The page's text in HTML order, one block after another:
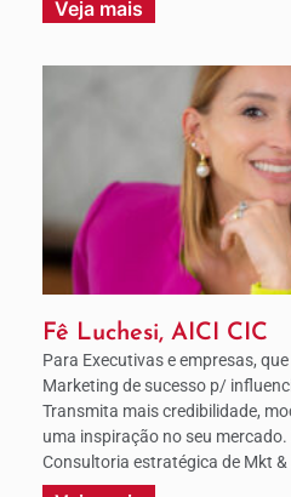
Veja mais
Fê Luchesi, AICI CIC
Para Executivas e empresas,
Marketing de sucesso p/
Transmita mais credibilidade,
uma inspiração no seu
Consultoria estratégica de Mkt